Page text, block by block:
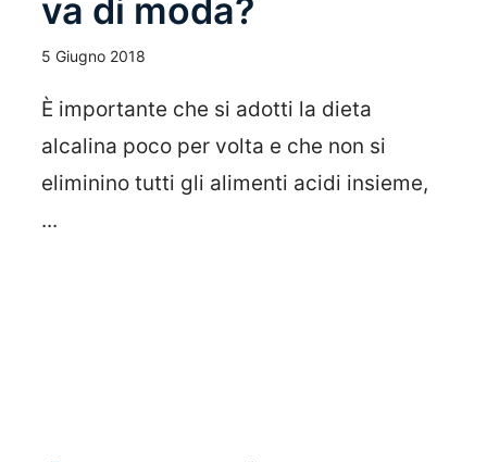
va di moda?
5 Giugno 2018
È importante che si adotti la dieta
alcalina poco per volta e che non si
eliminino tutti gli alimenti acidi insieme,
...